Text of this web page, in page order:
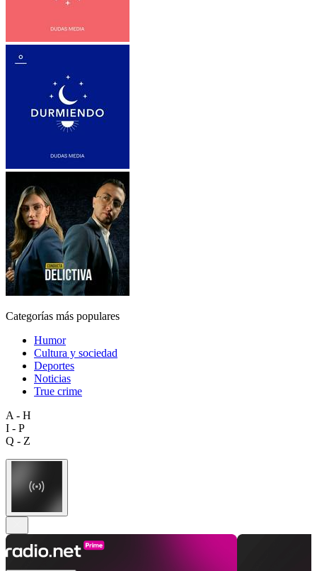
Categorías más populares
Humor
Cultura y sociedad
Deportes
Noticias
True crime
A - H
I - P
Q - Z